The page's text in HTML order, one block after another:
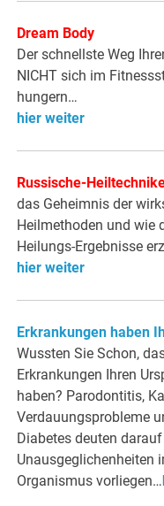
Dream Body
Der schnellste Weg
NICHT sich im
hungern…
hier weiter
Russische-
das Geheimnis der
Heilmethoden und wie
Heilungs-Ergebnisse
hier weiter
Erkrankungen haben
Wussten Sie Schon,
Erkrankungen Ihren
haben? Parodontitis,
Verdauungsprobleme
Diabetes deuten
Unausgeglichenheiten
Organismus vorliegen…